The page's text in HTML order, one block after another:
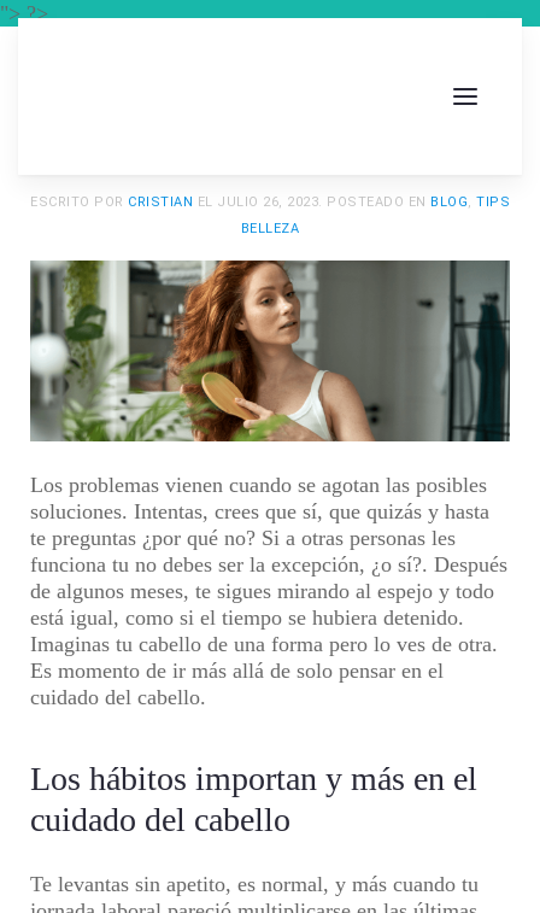
"> ?>
ESCRITO POR CRISTIAN EL JULIO 26, 2023. POSTEADO EN BLOG, TIPS
BELLEZA
Los problemas vienen cuando se agotan las posibles
soluciones. Intentas, crees que sí, que quizás y hasta
te preguntas ¿por qué no? Si a otras personas les
funciona tu no debes ser la excepción, ¿o sí?. Después
de algunos meses, te sigues mirando al espejo y todo
está igual, como si el tiempo se hubiera detenido.
Imaginas tu cabello de una forma pero lo ves de otra.
Es momento de ir más allá de solo pensar en el
cuidado del cabello.
Los hábitos importan y más en el
cuidado del cabello
Te levantas sin apetito, es normal, y más cuando tu